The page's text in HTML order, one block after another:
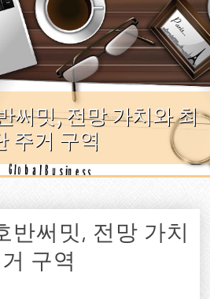
써밋, 전망 가치와 최
주거 구역
반써밋, 전망 가치
구역